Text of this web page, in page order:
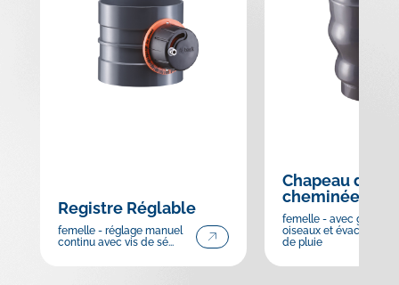
Registre Réglable
femelle - réglage manuel
continu avec vis de sé...
Chapeau de
cheminée
femelle - avec grille
oiseaux et évacuation
de pluie